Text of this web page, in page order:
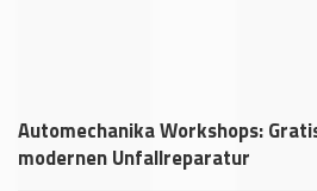
Automechanika Workshops:
modernen Unfallreparatur